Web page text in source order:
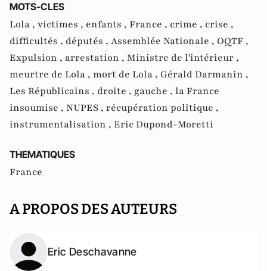
MOTS-CLES
Lola , victimes , enfants , France , crime , crise ,
difficultés , députés , Assemblée Nationale , OQTF ,
Expulsion , arrestation , Ministre de l'intérieur ,
meurtre de Lola , mort de Lola , Gérald Darmanin ,
Les Républicains , droite , gauche , la France
insoumise , NUPES , récupération politique ,
instrumentalisation , Eric Dupond-Moretti
THEMATIQUES
France
A PROPOS DES AUTEURS
Eric Deschavanne